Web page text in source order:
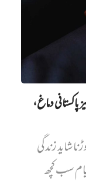
دماغ،
شاید زندگی
سب کچھ